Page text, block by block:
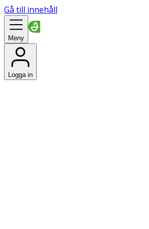
Gå till innehåll
Meny
Logga in